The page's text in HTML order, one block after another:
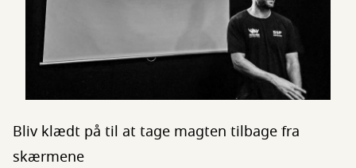
Bliv klædt på til at tage magten tilbage fra
skærmene